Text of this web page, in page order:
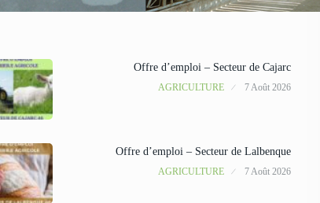
Offre d’emploi – Secteur de Cajarc
AGRICULTURE 7 Août 2026
Offre d’emploi – Secteur de Lalbenque
AGRICULTURE 7 Août 2026